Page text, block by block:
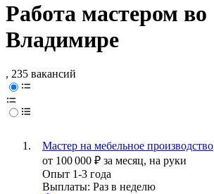
Работа мастером во
Владимире
, 235 вакансий
Мастер на мебельное производство
от 100 000 ₽ за месяц, на руки
Опыт 1-3 года
Выплаты: Раз в неделю